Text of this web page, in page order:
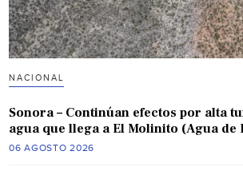
NACIONAL
Sonora – Continúan efectos por alta
agua que llega a El Molinito (Agua
06 AGOSTO 2026